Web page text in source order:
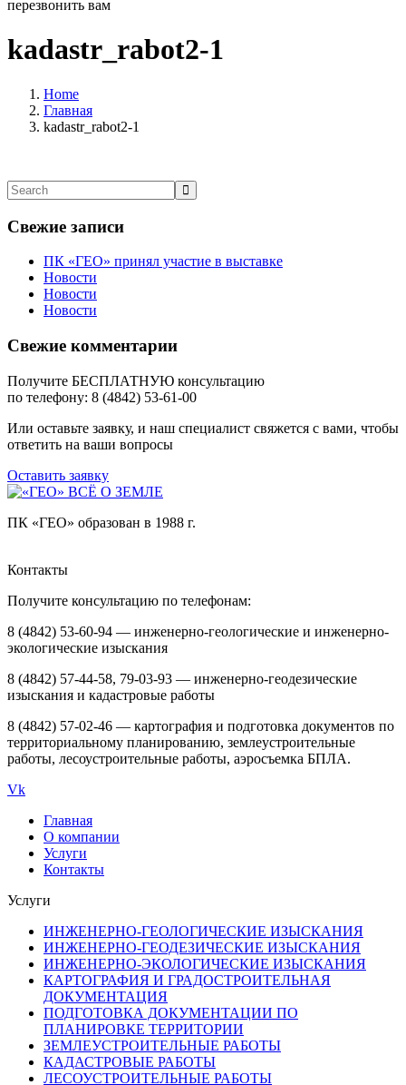
перезвонить вам
kadastr_rabot2-1
Home
Главная
kadastr_rabot2-1
Свежие записи
ПК «ГЕО» принял участие в выставке
Новости
Новости
Новости
Свежие комментарии
Получите БЕСПЛАТНУЮ консультацию
по телефону: 8 (4842) 53-61-00
Или оставьте заявку, и наш специалист свяжется с вами, чтобы
ответить на ваши вопросы
Оставить заявку
ПК «ГЕО» образован в 1988 г.
Контакты
Получите консультацию по телефонам:
8 (4842) 53-60-94 — инженерно-геологические и инженерно-
экологические изыскания
8 (4842) 57-44-58, 79-03-93 — инженерно-геодезические
изыскания и кадастровые работы
8 (4842) 57-02-46 — картография и подготовка документов по
территориальному планированию, землеустроительные
работы, лесоустроительные работы, аэросъемка БПЛА.
Vk
Главная
О компании
Услуги
Контакты
Услуги
ИНЖЕНЕРНО-ГЕОЛОГИЧЕСКИЕ ИЗЫСКАНИЯ
ИНЖЕНЕРНО-ГЕОДЕЗИЧЕСКИЕ ИЗЫСКАНИЯ
ИНЖЕНЕРНО-ЭКОЛОГИЧЕСКИЕ ИЗЫСКАНИЯ
КАРТОГРАФИЯ И ГРАДОСТРОИТЕЛЬНАЯ
ДОКУМЕНТАЦИЯ
ПОДГОТОВКА ДОКУМЕНТАЦИИ ПО
ПЛАНИРОВКЕ ТЕРРИТОРИИ
ЗЕМЛЕУСТРОИТЕЛЬНЫЕ РАБОТЫ
КАДАСТРОВЫЕ РАБОТЫ
ЛЕСОУСТРОИТЕЛЬНЫЕ РАБОТЫ